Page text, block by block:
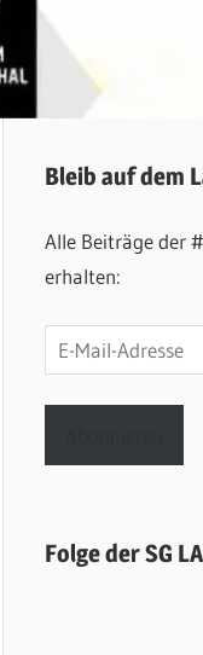
Bleib auf dem
Alle Beiträge der
erhalten:
E-
Mail-
Adresse
Folge der SG